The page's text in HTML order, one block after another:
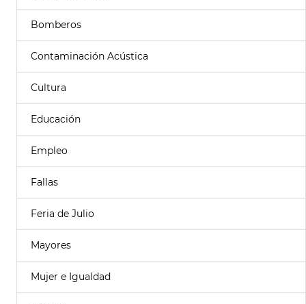
Bomberos
Contaminación Acústica
Cultura
Educación
Empleo
Fallas
Feria de Julio
Mayores
Mujer e Igualdad